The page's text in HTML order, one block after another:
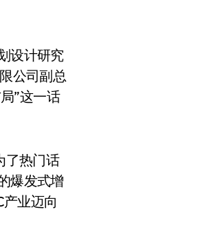
设计研究
公司副总
”这一话
了热门话
爆发式增
业迈向